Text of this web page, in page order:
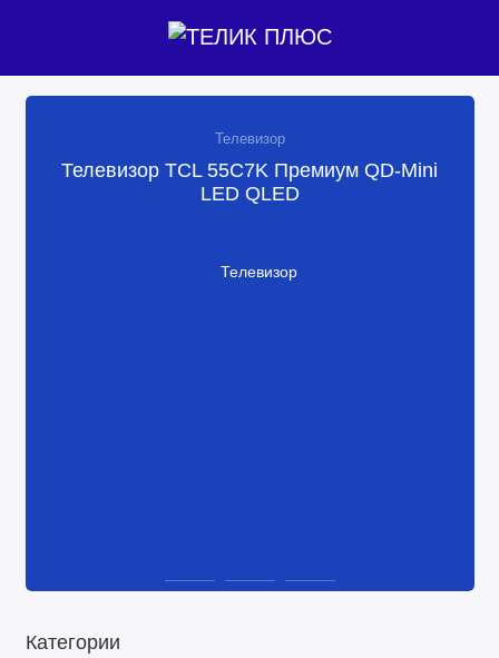
Телевизор
Телевизор TCL 55C7K Премиум QD-Mini
LED QLED
Категории